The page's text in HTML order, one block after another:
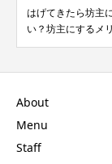
はげてきたら坊主
い？坊主にするメ
About
Menu
Staff